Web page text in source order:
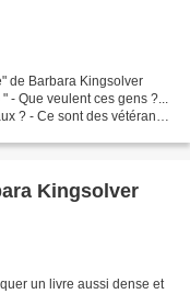
de Barbara Kingsolver
- Que veulent ces gens ?...
? - Ce sont des vétérans
Kingsolver
un livre aussi dense et